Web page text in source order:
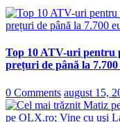
Top 10 ATV-uri pentru
prețuri de până la
0 Comments august 15,